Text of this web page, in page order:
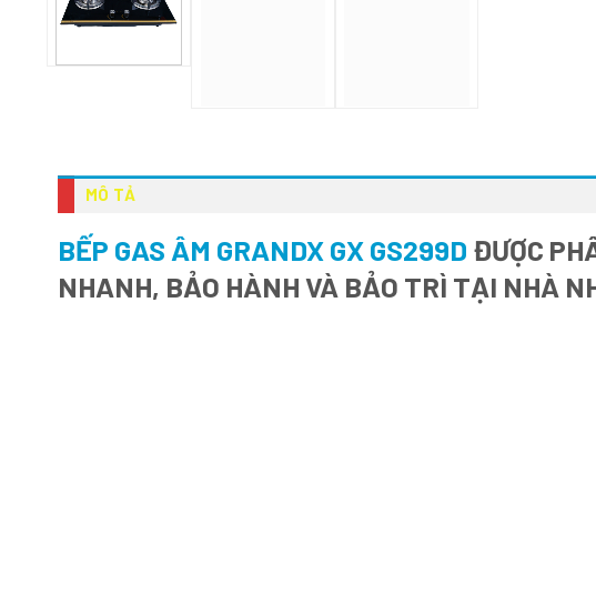
MÔ TẢ
BẾP GAS ÂM GRANDX GX GS299D ĐƯỢC
NHANH, BẢO HÀNH VÀ BẢO TRÌ TẠI NHÀ